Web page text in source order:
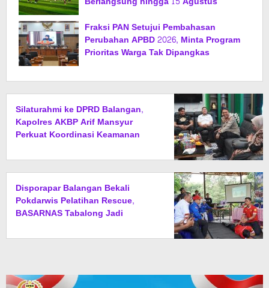
Fraksi PAN Setujui Pembahasan
Perubahan APBD 2026, Minta Program
Prioritas Warga Tak Dipangkas
Silaturahmi ke DPRD Balangan,
Kapolres AKBP Arif Mansyur
Perkuat Koordinasi Keamanan
Disporapar Balangan Bekali
Pokdarwis Pelatihan Rescue,
BASARNAS Tabalong Jadi